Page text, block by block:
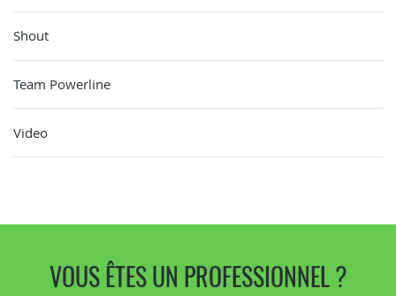
Shout
Team Powerline
Video
VOUS ÊTES UN PROFESSIONNEL ?